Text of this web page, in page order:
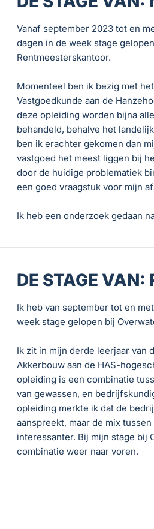
Vanaf september 2023 tot en
dagen in de week stage
Rentmeesterskantoor.
Momenteel ben ik bezig met
Vastgoedkunde aan de
deze opleiding worden bijna
behandeld, behalve het
ben ik erachter gekomen dan
vastgoed het meest liggen bij
door de huidige problematiek
een goed vraagstuk voor mijn
Ik heb een onderzoek gedaan
DE STAGE VAN:
Ik heb van september tot en
week stage gelopen bij
Ik zit in mijn derde leerjaar van
Akkerbouw aan de HAS-
opleiding is een combinatie
van gewassen, en
opleiding merkte ik dat de
aanspreekt, maar de mix
interessanter. Bij mijn stage bij
combinatie weer naar voren.